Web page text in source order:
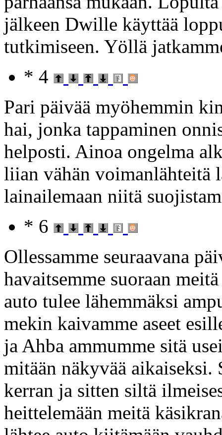
jälkeen Dwille käyttää
tutkimiseen. Yöllä
* 4
Pari päivää myöhemmin
hai, jonka tappaminen
helposti. Ainoa ongelma
liian vähän voimanlähteitä
lainailemaan niitä
* 6
Ollessamme seuraavana
havaitsemme suoraan
auto tulee lähemmäksi
mekin kaivamme aseet
ja Ahba ammumme sitä
mitään näkyvää aikaiseksi.
kerran ja sitten siltä
heittelemään meitä